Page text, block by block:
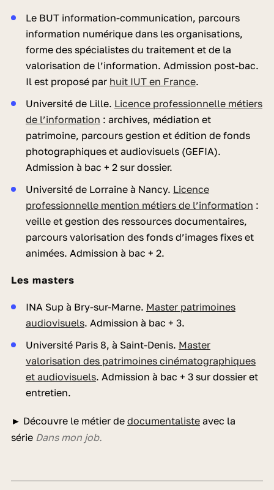
Le BUT information-communication, parcours
information numérique dans les organisations,
forme des spécialistes du traitement et de la
valorisation de l’information. Admission post-bac.
Il est proposé par huit IUT en France.
Université de Lille. Licence professionnelle métiers
de l’information : archives, médiation et
patrimoine, parcours gestion et édition de fonds
photographiques et audiovisuels (GEFIA).
Admission à bac + 2 sur dossier.
Université de Lorraine à Nancy. Licence
professionnelle mention métiers de l’information :
veille et gestion des ressources documentaires,
parcours valorisation des fonds d’images fixes et
animées. Admission à bac + 2.
Les masters
INA Sup à Bry-sur-Marne. Master patrimoines
audiovisuels. Admission à bac + 3.
Université Paris 8, à Saint-Denis. Master
valorisation des patrimoines cinématographiques
et audiovisuels. Admission à bac + 3 sur dossier et
entretien.
► Découvre le métier de documentalisteavec la
série Dans mon job.